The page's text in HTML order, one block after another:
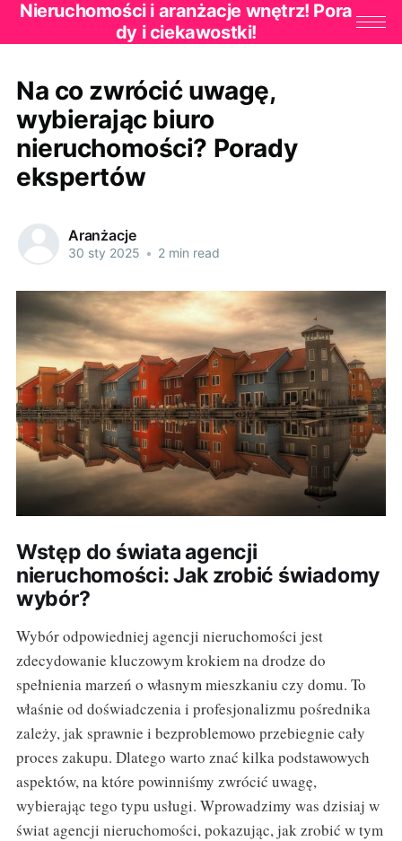
Nieruchomości i aranżacje wnętrz! Pora
dy i ciekawostki!
Na co zwrócić uwagę,
wybierając biuro
nieruchomości? Porady
ekspertów
Aranżacje
30 sty 2025 • 2 min read
Wstęp do świata agencji
nieruchomości: Jak zrobić świadomy
wybór?
Wybór odpowiedniej agencji nieruchomości jest
zdecydowanie kluczowym krokiem na drodze do
spełnienia marzeń o własnym mieszkaniu czy domu. To
właśnie od doświadczenia i profesjonalizmu pośrednika
zależy, jak sprawnie i bezproblemowo przebiegnie cały
proces zakupu. Dlatego warto znać kilka podstawowych
aspektów, na które powinniśmy zwrócić uwagę,
wybierając tego typu usługi. Wprowadzimy was dzisiaj w
świat agencji nieruchomości, pokazując, jak zrobić w tym